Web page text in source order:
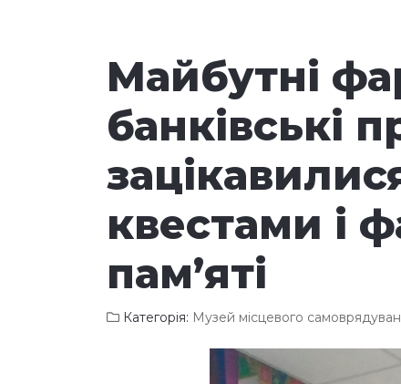
Майбутні
банківські
квестами і
пам’яті
Категорія: Музей місцевого